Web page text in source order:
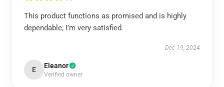
This product functions as promised and is highly
dependable; I’m very satisfied.
Dec 19, 2024
E Eleanor
Verified owner